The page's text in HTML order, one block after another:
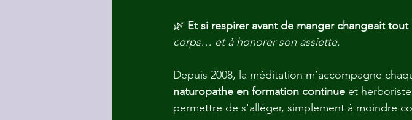
🌿 Et si respirer avant de manger changeait tout
corps… et à honorer son assiette.
Depuis 2008, la méditation m’accompagne
naturopathe en formation continue et
permettre de s'alléger, simplement à moindre